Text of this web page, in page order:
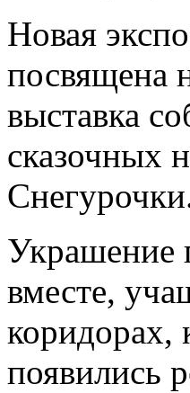
Новая
посвящена
выставка
сказочных
Украшение
вместе,
коридорах,
появились